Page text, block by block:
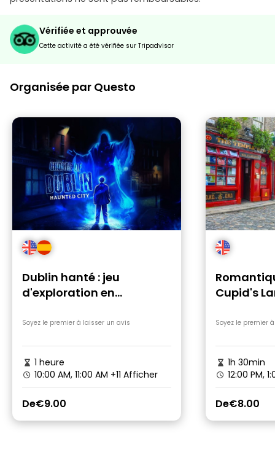
Vérifiée et approuvée
Cette activité a été vérifiée sur Tripadvisor
Organisée par Questo
Dublin hanté : jeu
d'exploration en
guidée à pied sur le
Soyez le premier à laisser un avis
1 heure
10:00 AM, 11:00 AM +11 Afficher
De€9.00
Cupid's
Soyez le premier
1h 30min
12:00 PM,
De€8.00